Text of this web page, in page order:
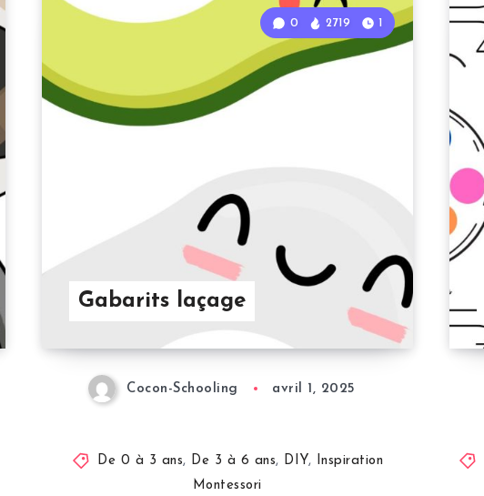
Gabarits laçage
0 2719 1
Cocon-Schooling avril 1, 2025
De 0 à 3 ans, De 3 à 6 ans, DIY, Inspiration
Montessori